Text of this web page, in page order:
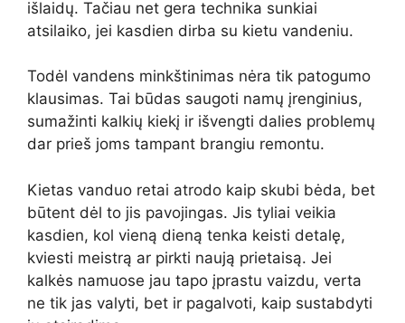
išlaidų. Tačiau net gera technika sunkiai
atsilaiko, jei kasdien dirba su kietu vandeniu.
Todėl vandens minkštinimas nėra tik patogumo
klausimas. Tai būdas saugoti namų įrenginius,
sumažinti kalkių kiekį ir išvengti dalies problemų
dar prieš joms tampant brangiu remontu.
Kietas vanduo retai atrodo kaip skubi bėda, bet
būtent dėl to jis pavojingas. Jis tyliai veikia
kasdien, kol vieną dieną tenka keisti detalę,
kviesti meistrą ar pirkti naują prietaisą. Jei
kalkės namuose jau tapo įprastu vaizdu, verta
ne tik jas valyti, bet ir pagalvoti, kaip sustabdyti